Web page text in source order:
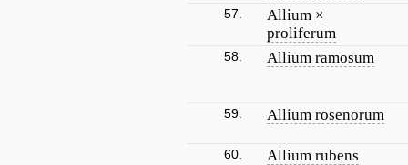
57.
Allium ×
proliferum
58. Allium ramosum
59. Allium rosenorum
60. Allium rubens